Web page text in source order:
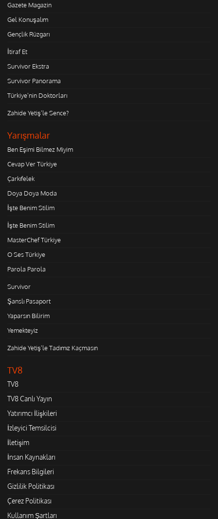
Gazete Magazin
Gel Konuşalım
Gençlik Rüzgarı
İtiraf Et
Survivor Ekstra
Survivor Panorama
Türkiye'nin Doktorları
Zahide Yetiş'le Sence?
Yarışmalar
Ben Eşimi Bilmez Miyim
Cevap Ver Türkiye
Çarkıfelek
Doya Doya Moda
İşte Benim Stilim
İşte Benim Stilim
MasterChef Türkiye
O Ses Türkiye
Parola Parola
Survivor
Şanslı Pasaport
Yaparsın Bilirim
Yemekteyiz
Zahide Yetiş'le Tadımız Kaçmasın
TV8
TV8
TV8 Canlı Yayın
Yatırımcı İlişkileri
İzleyici Temsilcisi
İletişim
İnsan Kaynakları
Frekans Bilgileri
Gizlilik Politikası
Çerez Politikası
Kullanım Şartları